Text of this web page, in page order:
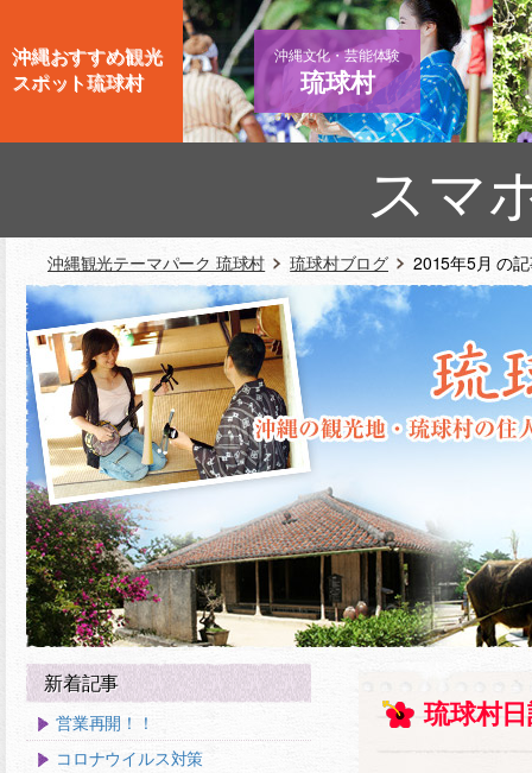
沖縄おすすめ観光
スポット琉球村
沖縄文化・芸能体験
琉球村
スマ
沖縄観光テーマパーク 琉球村 琉球村ブログ 2015年5月 の
琉球村
新着記事
営業再開！！
コロナウイルス対策